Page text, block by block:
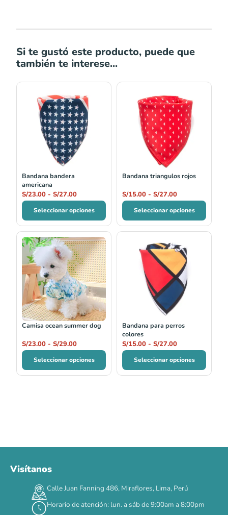
Si te gustó este producto, puede que
también te interese...
Bandana bandera
americana
S/23.00 - S/27.00
de
precios:
desde
S/23.00
hasta
Seleccionar opciones
Bandana triangulos rojos
S/15.00 - S/27.00
de
precios:
desde
S/15.00
hasta
S/27.00
Seleccionar opciones
Camisa ocean summer dog
S/23.00 - S/29.00
Rango
de
precios:
desde
S/23.00
hasta
S/29.00
Seleccionar opciones
Bandana para perros
colores
S/15.00 - S/27.00
de
precios:
desde
S/15.00
hasta
S/27.00
Seleccionar opciones
DÍAS HORAS MIN SEG
✕
Visítanos
Calle Juan Fanning 486, Miraflores, Lima, Perú
Horario de atención: lun. a sáb de 9:00am a 8:00pm